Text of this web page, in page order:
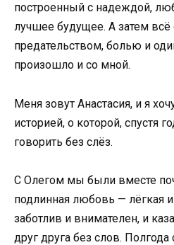
построенный с надеждой,
лучшее будущее. А затем всё
предательством, болью и
произошло и со мной.
Меня зовут Анастасия, и я
историей, о которой, спустя
говорить без слёз.
С Олегом мы были вместе
подлинная любовь — лёгкая
заботлив и внимателен, и
друг друга без слов. Полгода